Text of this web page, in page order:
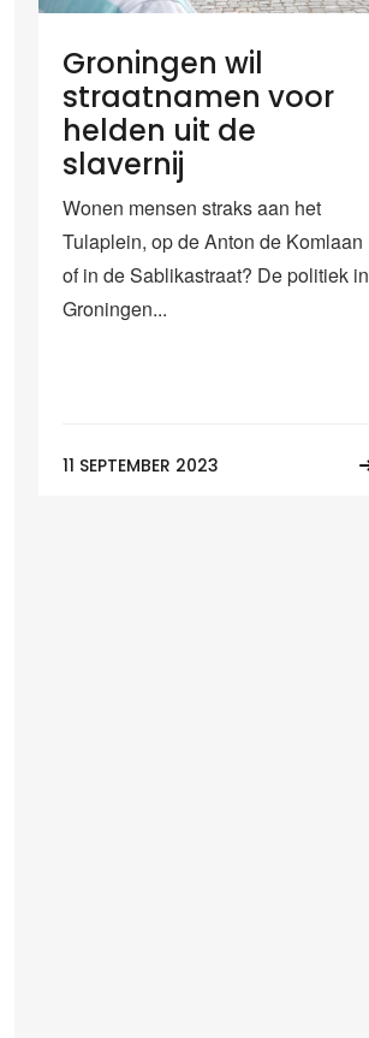
Groningen wil
straatnamen voor
helden uit de
slavernij
Wonen mensen straks aan het
Tulaplein, op de Anton de Komlaan
of in de Sablikastraat? De politiek in
Groningen...
11 SEPTEMBER 2023